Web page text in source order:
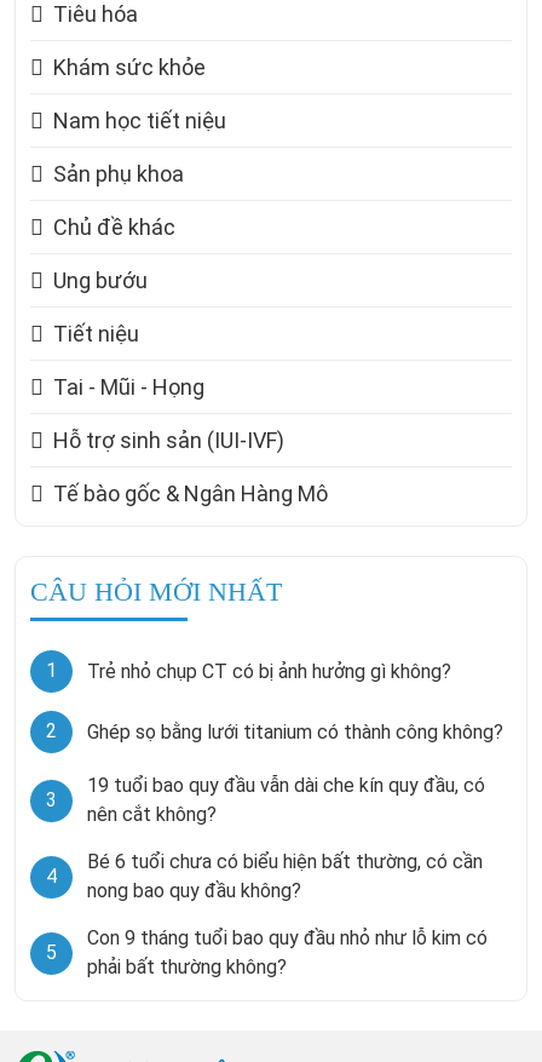
Tiêu hóa
Khám sức khỏe
Nam học tiết niệu
Sản phụ khoa
Chủ đề khác
Ung bướu
Tiết niệu
Tai - Mũi - Họng
Hỗ trợ sinh sản (IUI-IVF)
Tế bào gốc & Ngân Hàng Mô
CÂU HỎI MỚI NHẤT
1 Trẻ nhỏ chụp CT có bị ảnh hưởng gì không?
2 Ghép sọ bằng lưới titanium có thành công không?
3
19 tuổi bao quy đầu vẫn dài che kín quy đầu, có
nên cắt không?
4
Bé 6 tuổi chưa có biểu hiện bất thường, có cần
nong bao quy đầu không?
5
Con 9 tháng tuổi bao quy đầu nhỏ như lỗ kim có
phải bất thường không?